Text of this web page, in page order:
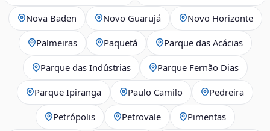
Nova Baden Novo Guarujá Novo Horizonte
Palmeiras Paquetá Parque das Acácias
Parque das Indústrias Parque Fernão Dias
Parque Ipiranga Paulo Camilo Pedreira
Petrópolis Petrovale Pimentas